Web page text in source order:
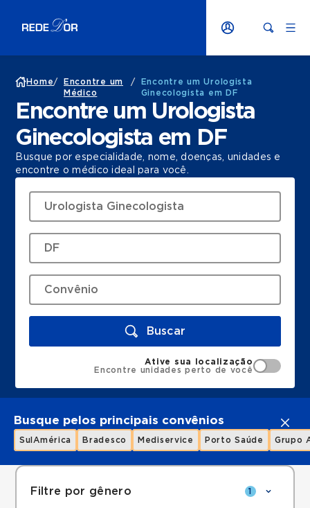
Home/
Encontre um
Médico
/
Encontre um Urologista
Ginecologista em DF
Encontre um Urologista
Ginecologista em DF
Busque por especialidade, nome, doenças, unidades e
encontre o médico ideal para você.
Buscar
Ative sua localização
Encontre unidades perto de você
Busque pelos principais convênios
SulAmérica Bradesco Mediservice Porto Saúde Grupo
Filtre por gênero 1